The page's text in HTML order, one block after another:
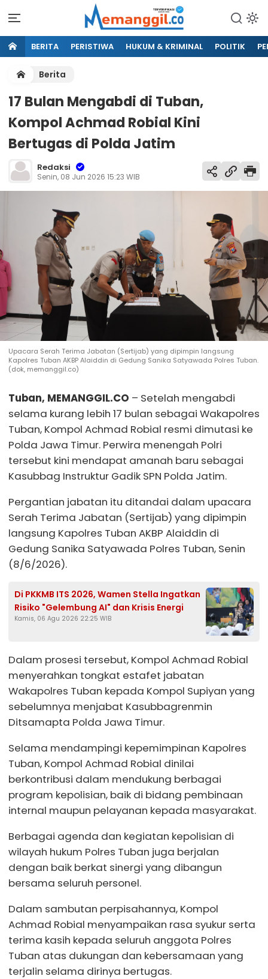
BERITA PERISTIWA HUKUM & KRIMINAL POLITIK
Berita
17 Bulan Mengabdi di Tuban,
Kompol Achmad Robial Kini
Bertugas di Polda Jatim
Redaksi
Senin, 08 Jun 2026 15:23 WIB
Upacara Serah Terima Jabatan (Sertijab) yang dipimpin langsung
Kapolres Tuban AKBP Alaiddin di Gedung Sanika Satyawada Polres Tuban.
(dok, memanggil.co)
Tuban, MEMANGGIL.CO – Setelah mengabdi
selama kurang lebih 17 bulan sebagai Wakapolres
Tuban, Kompol Achmad Robial resmi dimutasi ke
Polda Jawa Timur. Perwira menengah Polri
tersebut kini mendapat amanah baru sebagai
Kasubbag Instruktur Gadik SPN Polda Jatim.
Pergantian jabatan itu ditandai dalam upacara
Serah Terima Jabatan (Sertijab) yang dipimpin
langsung Kapolres Tuban AKBP Alaiddin di
Gedung Sanika Satyawada Polres Tuban, Senin
(8/6/2026).
Di PKKMB ITS 2026, Wamen Stella Ingatkan
Risiko "Gelembung AI" dan Krisis Energi
Kamis, 06 Agu 2026 22:25 WIB
Dalam prosesi tersebut, Kompol Achmad Robial
menyerahkan tongkat estafet jabatan
Wakapolres Tuban kepada Kompol Supiyan yang
sebelumnya menjabat Kasubbagrenmin
Ditsamapta Polda Jawa Timur.
Selama mendampingi kepemimpinan Kapolres
Tuban, Kompol Achmad Robial dinilai
berkontribusi dalam mendukung berbagai
program kepolisian, baik di bidang pembinaan
internal maupun pelayanan kepada masyarakat.
Berbagai agenda dan kegiatan kepolisian di
wilayah hukum Polres Tuban juga berjalan
dengan baik berkat sinergi yang dibangun
bersama seluruh personel.
Dalam sambutan perpisahannya, Kompol
Achmad Robial menyampaikan rasa syukur serta
terima kasih kepada seluruh anggota Polres
Tuban atas dukungan dan kebersamaan yang
terjalin selama dirinya bertugas.